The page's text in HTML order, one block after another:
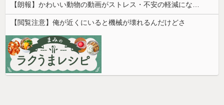
【朗報】かわいい動物の動画がストレス・不安の軽減になる可能性。英大学の研究で実証
【閲覧注意】俺が近くにいると機械が壊れるんだけどさ